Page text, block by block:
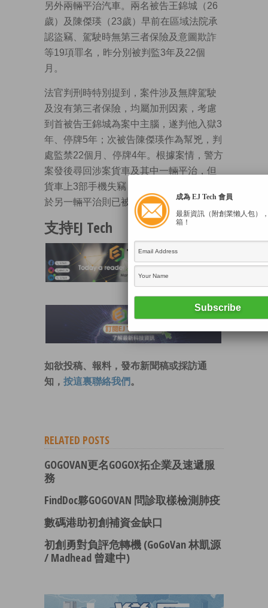
另外兩輛平治汽車。兩名被告王錦城（26
歲）及陳傑瑛（23歲）早前在區域法院承
認盜竊、駕駛時無第三者保險及意圖欺詐
等19項罪名，昨分別被判監3年及22個
月。
法官判刑時特別提到，案件涉及無牌駕駛
及沒有第三者保險，均屬加刑因素，考慮
到首被告王錦城為案中主腦，遂判他入獄3
年、停牌5年；次被告陳傑瑛作為幫兇，判
處監禁22個月、停牌4年。根據案情，警方
案發後尋回涉案貨車及其中一輛平治，但
貨車上3部手機失竊，約值1.6萬港元，至
於另一輛平治則已被變賣，套現3.2萬元。
支持EJ Tech
如欲投稿、報料，發布新聞稿或採訪通
知， 按這裏聯絡我們 。
RELATED POSTS
GOGOVAN更名GOGOX拓企業及速遞服
務
FindDoc夥GOGOVAN 問診取樣檢測肺疫
數碼港助初創補資金缺口
初創勇對負評危轉機 (GoGoVan 林凱源
/ Madhead 曾建中)
成為 EJ Tech 會員
最新資訊（附創業懶人包）
箱！